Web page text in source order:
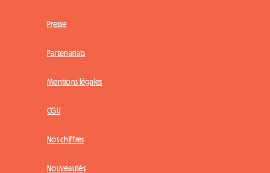
Presse
Partenariats
Mentions légales
CGU
Nos chiffres
Nouveautés